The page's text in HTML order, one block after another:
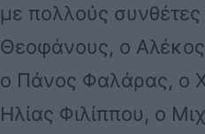
με πολλούς
Θεοφάνους, ο
ο Πάνος Φαλάρας, ο
Ηλίας Φιλίππου, ο